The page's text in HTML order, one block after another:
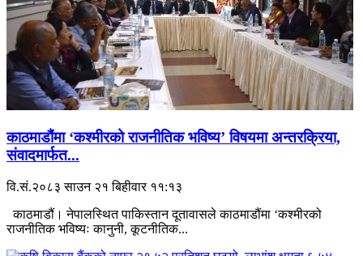
काठमाडौंमा ‘कश्मीरको राजनीतिक भविष्य’ विषयमा अन्तरक्रिया,
संवादमार्फत...
वि.सं.२०८३ साउन २१ बिहीवार ११:१३
काठमाडौं। नेपालस्थित पाकिस्तान दूतावासले काठमाडौंमा ‘कश्मीरको
राजनीतिक भविष्यः कानुनी, कूटनीतिक...